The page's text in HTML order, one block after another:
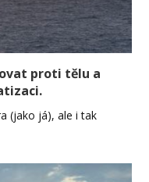
proti tělu a
(jako já), ale i tak